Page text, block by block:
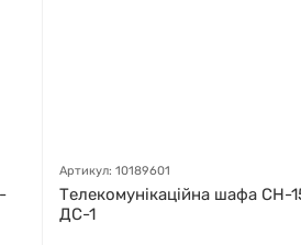
Артикул: 10189601
Телекомунікаційна шафа
ДС-1